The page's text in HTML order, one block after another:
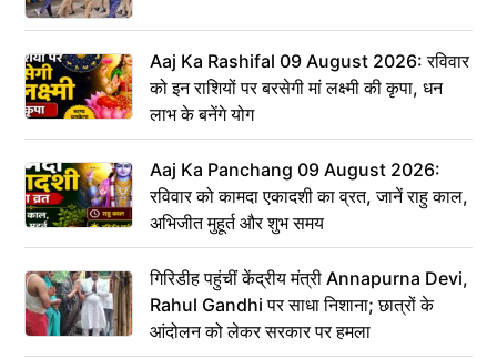
Aaj Ka Rashifal 09 August 2026: रविवार
को इन राशियों पर बरसेगी मां लक्ष्मी की कृपा, धन
लाभ के बनेंगे योग
Aaj Ka Panchang 09 August 2026:
रविवार को कामदा एकादशी का व्रत, जानें राहु काल,
अभिजीत मुहूर्त और शुभ समय
गिरिडीह पहुंचीं केंद्रीय मंत्री Annapurna Devi,
Rahul Gandhi पर साधा निशाना; छात्रों के
आंदोलन को लेकर सरकार पर हमला